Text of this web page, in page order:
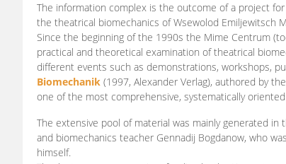
The information complex is the outcome of a project
the theatrical biomechanics of Wsewolod Emiljewitsch
Since the beginning of the 1990s the Mime Centrum
practical and theoretical examination of theatrical
different events such as demonstrations, workshops,
Biomechanik (1997, Alexander Verlag), authored by
one of the most comprehensive, systematically
The extensive pool of material was mainly generated
and biomechanics teacher Gennadij Bogdanow, who
himself.